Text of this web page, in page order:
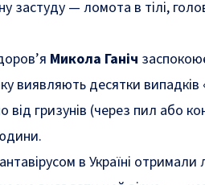
застуду — ломота в тілі,
Микола Ганіч
виявляють десятки випадків
гризунів (через пил або
в Україні